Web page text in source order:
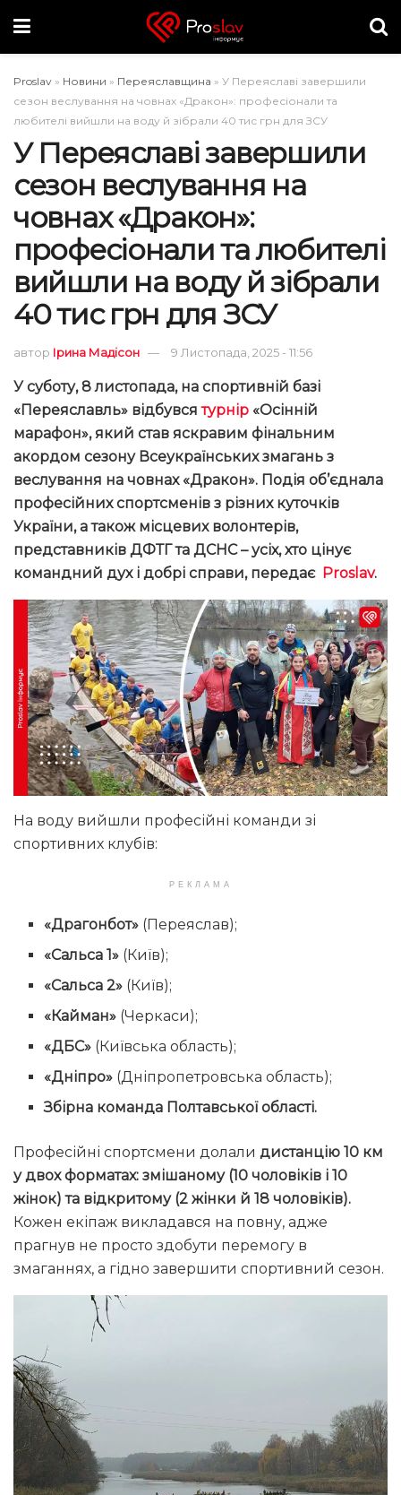
Proslav » Новини » Переяславщина » У Переяславі завершили
сезон веслування на човнах «Дракон»: професіонали та
любителі вийшли на воду й зібрали 40 тис грн для ЗСУ
У Переяславі завершили
сезон веслування на
човнах «Дракон»:
професіонали та любителі
вийшли на воду й зібрали
40 тис грн для ЗСУ
автор Ірина Мадісон 9 Листопада, 2025 - 11:56
У суботу, 8 листопада, на спортивній базі
«Переяславль» відбувсятурнір «Осінній
марафон», який став яскравим фінальним
акордом сезону Всеукраїнських змагань з
веслування на човнах «Дракон». Подія об’єднала
професійних спортсменів з різних куточків
України, а також місцевих волонтерів,
представників ДФТГ та ДСНС – усіх, хто цінує
командний дух і добрі справи, передає Proslav.
На воду вийшли професійні команди зі
спортивних клубів:
РЕКЛАМА
«Драгонбот» (Переяслав);
«Сальса 1» (Київ);
«Сальса 2» (Київ);
«Кайман» (Черкаси);
«ДБС» (Київська область);
«Дніпро» (Дніпропетровська область);
Збірна команда Полтавської області.
Професійні спортсмени долали дистанцію 10 км
у двох форматах: змішаному (10 чоловіків і 10
жінок) та відкритому (2 жінки й 18 чоловіків).
Кожен екіпаж викладався на повну, адже
прагнув не просто здобути перемогу в
змаганнях, а гідно завершити спортивний сезон.